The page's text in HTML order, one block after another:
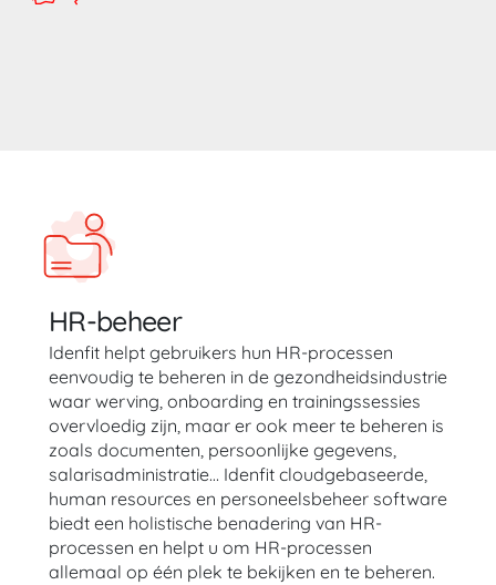
HR-beheer
Idenfit helpt gebruikers hun HR-processen
eenvoudig te beheren in de gezondheidsindustrie
waar werving, onboarding en trainingssessies
overvloedig zijn, maar er ook meer te beheren is
zoals documenten, persoonlijke gegevens,
salarisadministratie… Idenfit cloudgebaseerde,
human resources en personeelsbeheer software
biedt een holistische benadering van HR-
processen en helpt u om HR-processen
allemaal op één plek te bekijken en te beheren.